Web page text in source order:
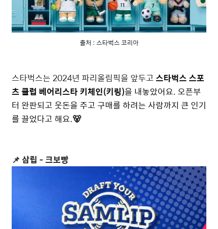
출처 : 스타벅스 코리아
스타벅스는 2024년 파리올림픽을 앞두고스타벅스 스포
츠 클럽 베어리스타 키체인(키링)을 내놓았어요. 오픈부
터 완판되고 웃돈을 주고 구매를 하려는 사람까지 큰 인기
를 끌었다고 해요.🐻
📌 삼립 - 크보빵